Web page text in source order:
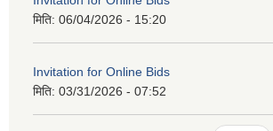
मिति: 06/04/2026 - 15:20
Invitation for Online Bids
मिति: 03/31/2026 - 07:52